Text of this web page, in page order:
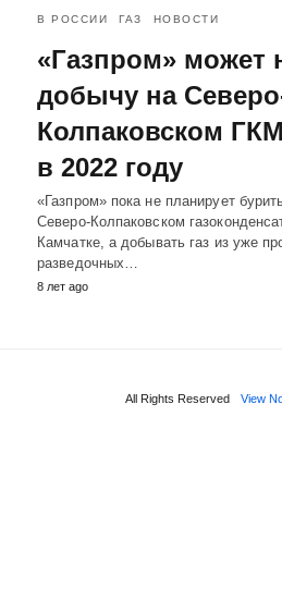
В РОССИИ ГАЗ НОВОСТИ
«Газпром» может
добычу на
Колпаковском
в 2022 году
«Газпром» пока не планирует
Северо-Колпаковском
Камчатке, а добывать газ из уже
разведочных…
8 лет ago
All Rights Reserved View